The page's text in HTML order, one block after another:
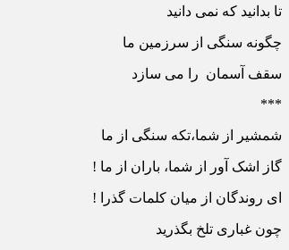
تا بدانید که نمی دانید
چگونه سنگی از سرزمین ما
سقف آسمان را می سازد
***
شمشیر از شما،تکه سنگی از ما
گاز اشک آور از شما، باران از ما !
ای روندگان از میان کلمات گذرا !
چون غباری تلخ بگذرید